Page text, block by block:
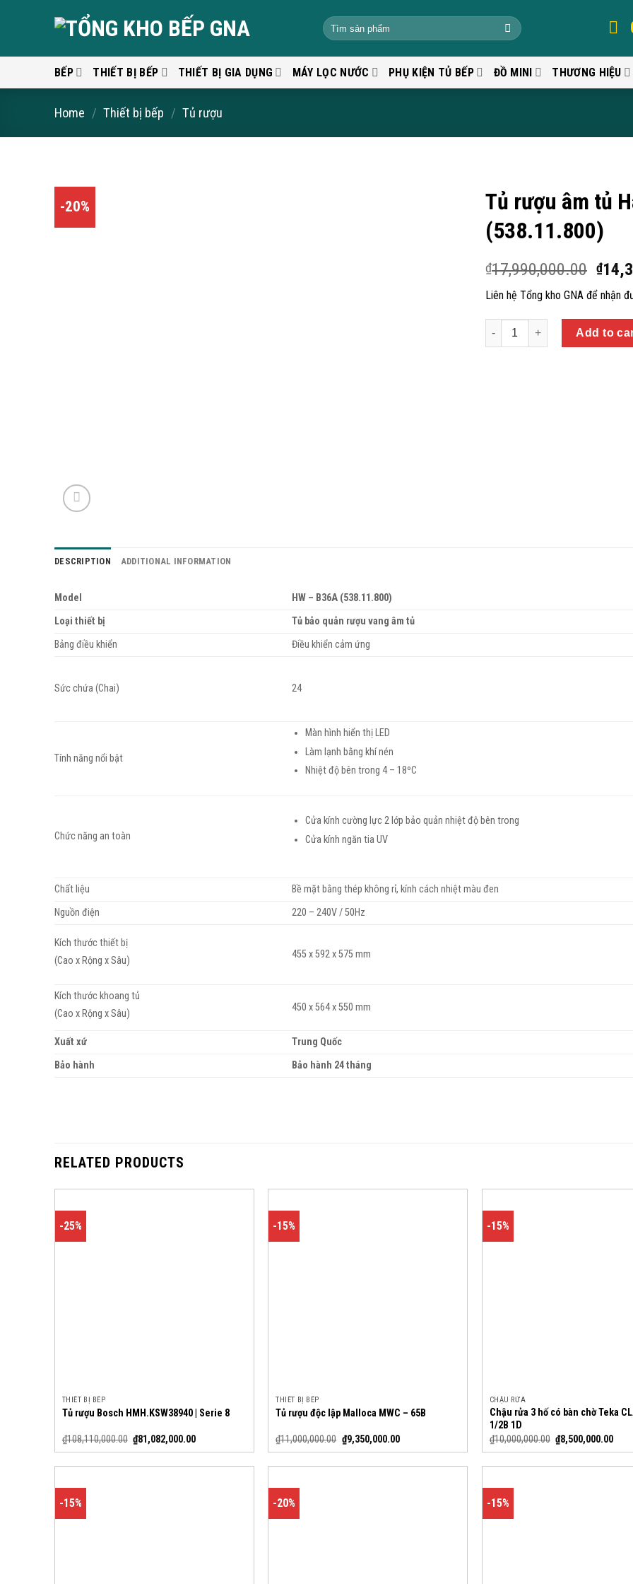
BẾP THIẾT BỊ BẾP THIẾT BỊ GIA DỤNG MÁY LỌC NƯỚC PHỤ KIỆN TỦ BẾP ĐỒ MINI THƯƠNG HIỆU
Home / Thiết bị bếp / Tủ rượu
-20%
Tủ rượu âm tủ
(538.11.800)
₫17,990,000.00 ₫
Liên hệ Tổng kho GNA để nhận
Quantity
Add to
DESCRIPTION ADDITIONAL INFORMATION
Model
HW – B36A (538.11.800)
Loại thiết bị
Tủ bảo quản rượu vang âm tủ
Bảng điều khiển
Điều khiển cảm ứng
Sức chứa (Chai) 24
Tính năng nổi bật
Màn hình hiển thị LED
Làm lạnh bằng khí nén
Nhiệt độ bên trong 4 – 18ºC
Chức năng an toàn
Cửa kính cường lực 2 lớp bảo quản nhiệt độ bên trong
Cửa kính ngăn tia UV
Chất liệu
Bề mặt bằng thép không rỉ, kính cách nhiệt màu đen
Nguồn điện
220 – 240V / 50Hz
Kích thước thiết bị
(Cao x Rộng x Sâu)
455 x 592 x 575 mm
Kích thước khoang tủ
(Cao x Rộng x Sâu)
450 x 564 x 550 mm
Xuất xứ
Trung Quốc
Bảo hành
Bảo hành 24 tháng
RELATED PRODUCTS
-25%
THIẾT BỊ BẾP
Tủ rượu Bosch HMH.KSW38940 | Serie 8
₫108,110,000.00 ₫81,082,000.00
-15%
THIẾT BỊ BẾP
Tủ rượu độc lập Malloca MWC – 65B
₫11,000,000.00 ₫9,350,000.00
-15%
CHẬU RỬA
Chậu rửa 3 hố có bàn chờ Teka
1/2B 1D
₫10,000,000.00 ₫8,500,000.00
-15% -20% -15%